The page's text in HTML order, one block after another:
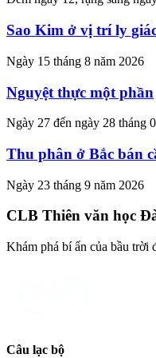
Sao Kim ở vị trí ly
Ngày 15 tháng 8 năm 2026
Nguyệt thực một phần
Ngày 27 đến ngày 28 tháng
Thu phân ở Bắc bán
Ngày 23 tháng 9 năm 2026
CLB Thiên văn học
Khám phá bí ẩn của bầu trời
Câu lạc bộ